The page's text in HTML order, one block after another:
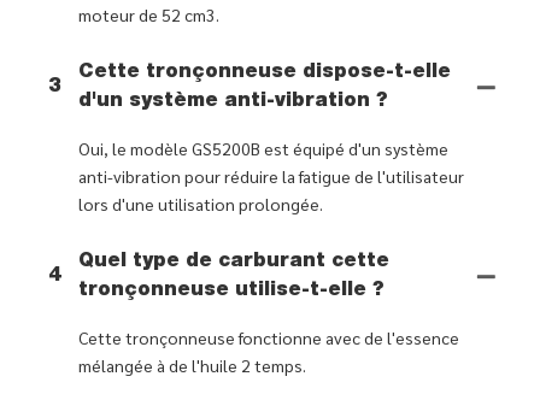
moteur de 52 cm3.
3
Cette tronçonneuse dispose-t-elle
d'un système anti-vibration ?
Oui, le modèle GS5200B est équipé d'un système
anti-vibration pour réduire la fatigue de l'utilisateur
lors d'une utilisation prolongée.
4
Quel type de carburant cette
tronçonneuse utilise-t-elle ?
Cette tronçonneuse fonctionne avec de l'essence
mélangée à de l'huile 2 temps.